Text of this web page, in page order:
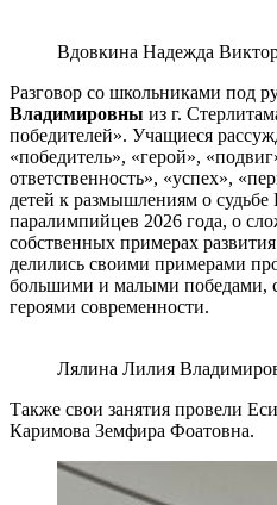
Вдовкина Надежда
Разговор со школьниками под
Владимировны из г.
победителей». Учащиеся
«победитель», «герой»,
ответственность», «успех»,
детей к размышлениям о судьбе
паралимпийцев 2026 года, о
собственных примерах
делились своими примерами
большими и малыми победами,
героями современности.
Лялина Лилия
Также свои занятия провели
Каримова Земфира Фоатовна.